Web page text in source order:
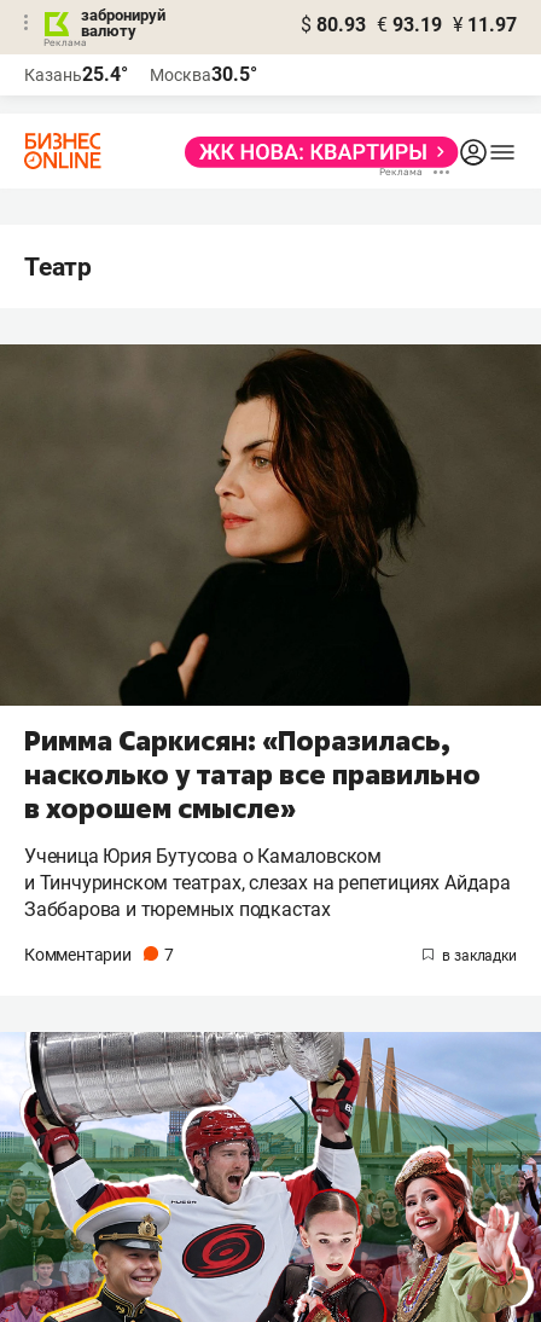
забронируй
валюту
$ 80.93 € 93.19 ¥ 11.97
Казань25.4° Москва30.5°
Театр
Римма Саркисян: «Поразилась,
насколько у татар все правильно
в хорошем смысле»
Ученица Юрия Бутусова о Камаловском
и Тинчуринском театрах, слезах на репетициях Айдара
Заббарова и тюремных подкастах
Комментарии 7